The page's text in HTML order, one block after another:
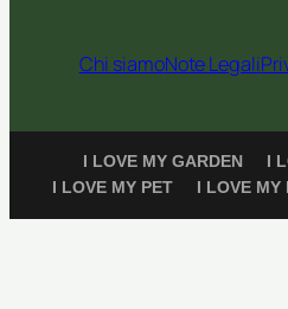
Chi siamoNote Legali
I LOVE MY GARDEN
I
I LOVE MY PET
I LOVE MY